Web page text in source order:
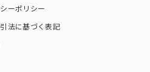
ーポリシー
法に基づく表記